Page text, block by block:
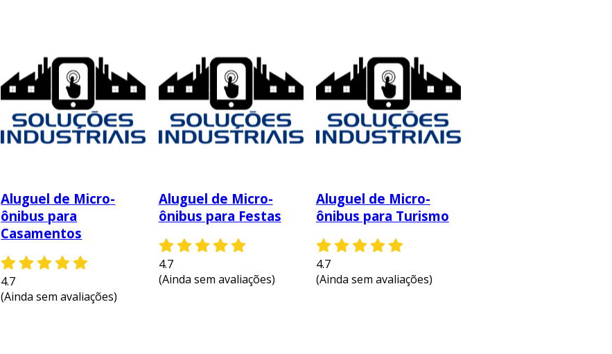
Aluguel de Micro-
ônibus para
Casamentos
4.7
(Ainda sem avaliações)
Aluguel de Micro-
ônibus para Festas
4.7
(Ainda sem avaliações)
Aluguel de Micro-
ônibus para Turismo
4.7
(Ainda sem avaliações)